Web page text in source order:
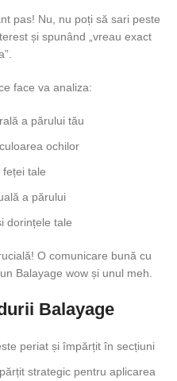
pas! Nu, nu poți să sari peste
și spunând „vreau exact
face va analiza:
a părului tău
ochilor
feței tale
a părului
dorințele tale
O comunicare bună cu
Balayage wow și unul meh.
Balayage
periat și împărțit în secțiuni
strategic pentru aplicarea